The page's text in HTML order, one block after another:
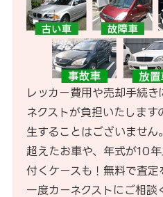
レッカー費用や売却手続
ネクストが負担いたします
生することはございませ
超えたお車や、年式が10
付くケースも！無料で査定
一度カーネクストにご相談